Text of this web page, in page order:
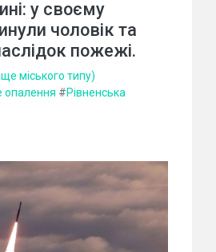
у своєму
чоловік та
пожежі.
міського типу)
опалення #Рівненська